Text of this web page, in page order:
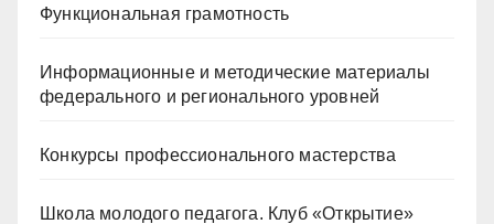
Функциональная грамотность
Информационные и методические материалы
федерального и регионального уровней
Конкурсы профессионального мастерства
Школа молодого педагога. Клуб «Открытие»